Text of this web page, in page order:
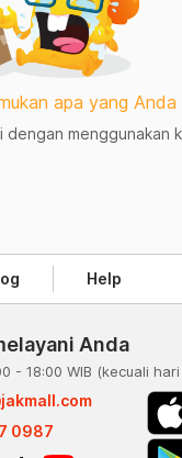
apa yang Anda
dengan menggunakan
Help
Anda
- 18:00 WIB (kecuali
0987